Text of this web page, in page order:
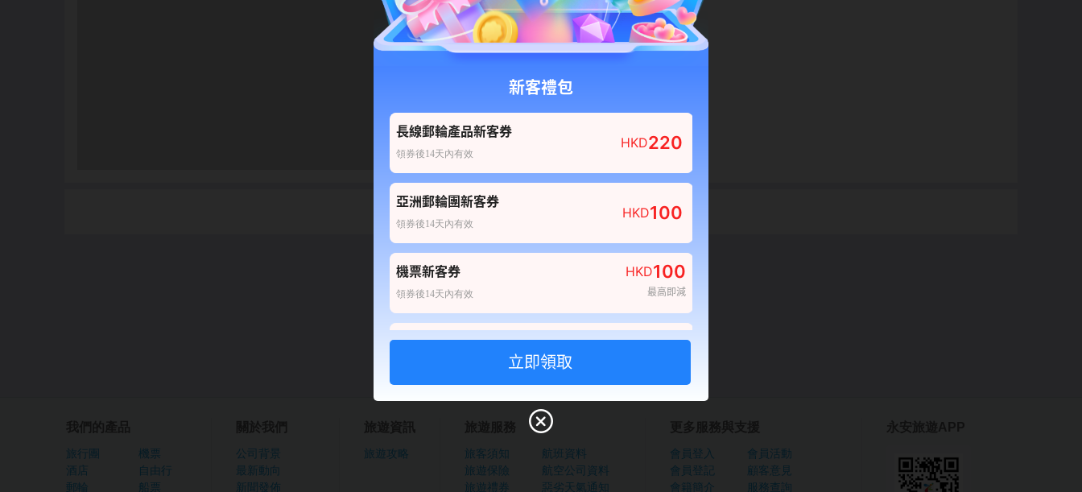
確認
旅行團
酒店
郵輪
機票
自由行
船票
公司背景
最新動向
新聞發佈
旅遊攻略
旅客須知
旅遊保險
旅遊禮券
航班資料
航空公司資料
惡劣天氣通知
會員登入
會員登記
會籍簡介
會員活動
顧客意見
服務查詢
新客禮包
長線郵輪產品新客券
領券後14天內有效
HKD220
亞洲郵輪團新客券
領券後14天內有效
HKD100
機票新客券
領券後14天內有效
HKD100
最高即減
酒店新客券 HKD80